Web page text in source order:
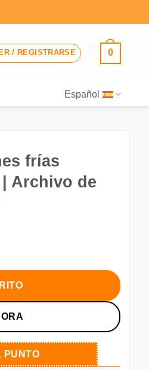
/ REGISTRARSE 0
Español
frías
Archivo de
PUNTO